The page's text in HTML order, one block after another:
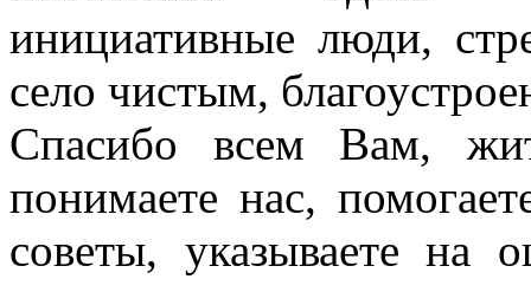
инициативные люди,
село чистым,
Спасибо всем Вам,
понимаете нас,
советы, указываете на